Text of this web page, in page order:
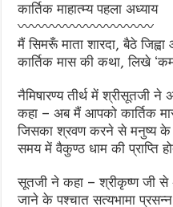
कार्तिक माहात्म्य पहला अध्याय
〰️〰️〰️〰️〰️〰️〰️〰️〰️〰️
मैं सिमरूँ माता शारदा, बैठे
कार्तिक मास की कथा, लिखे
नैमिषारण्य तीर्थ में श्रीसूतजी ने
कहा – अब मैं आपको कार्तिक
जिसका श्रवण करने से मनुष्य के
समय में वैकुण्ठ धाम की प्राप्ति
सूतजी ने कहा – श्रीकृष्ण जी से
जाने के पश्चात सत्यभामा